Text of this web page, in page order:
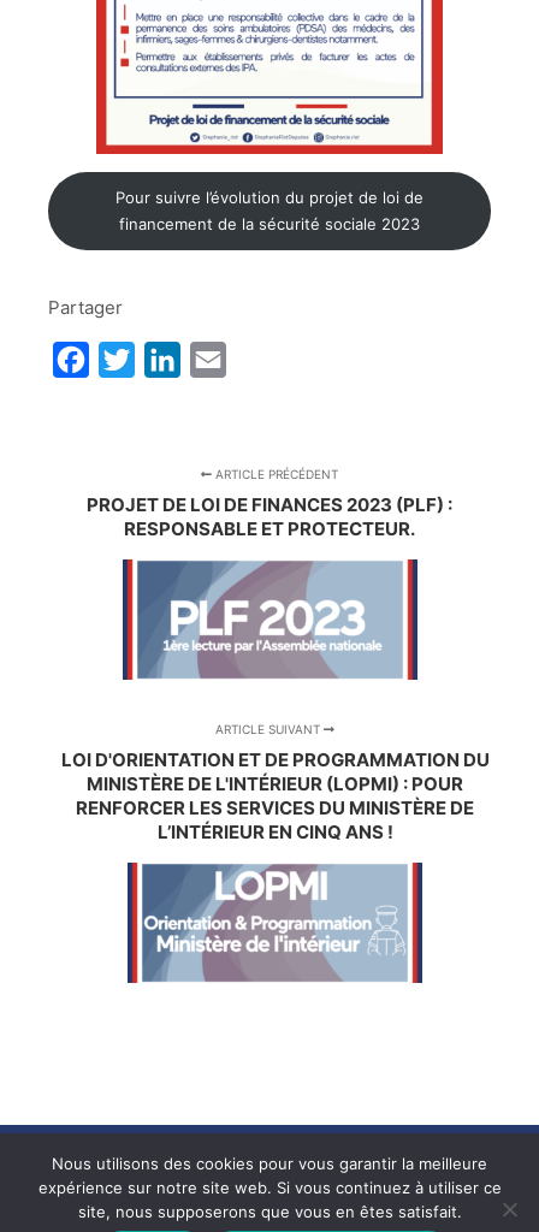
Pour suivre l’évolution du projet de loi de
financement de la sécurité sociale 2023
Partager
FacebookTwitterLinkedIn
ARTICLE PRÉCÉDENT
PROJET DE LOI DE FINANCES 2023 (PLF) :
RESPONSABLE ET PROTECTEUR.
ARTICLE SUIVANT
LOI D'ORIENTATION ET DE PROGRAMMATION DU
MINISTÈRE DE L'INTÉRIEUR (LOPMI) : POUR
RENFORCER LES SERVICES DU MINISTÈRE DE
L’INTÉRIEUR EN CINQ ANS !
Votre députée - Stephanie Rist ©2024
Nous utilisons des cookies pour vous garantir la meilleure
expérience sur notre site web. Si vous continuez à utiliser ce
site, nous supposerons que vous en êtes satisfait.